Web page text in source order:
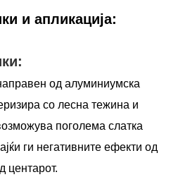
и апликација:
од алуминиумска
со лесна тежина и
поголема слатка
ги негативните ефекти од
центарот.